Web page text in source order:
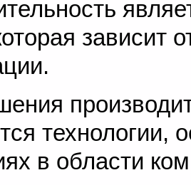
зависит
технологии,
в области